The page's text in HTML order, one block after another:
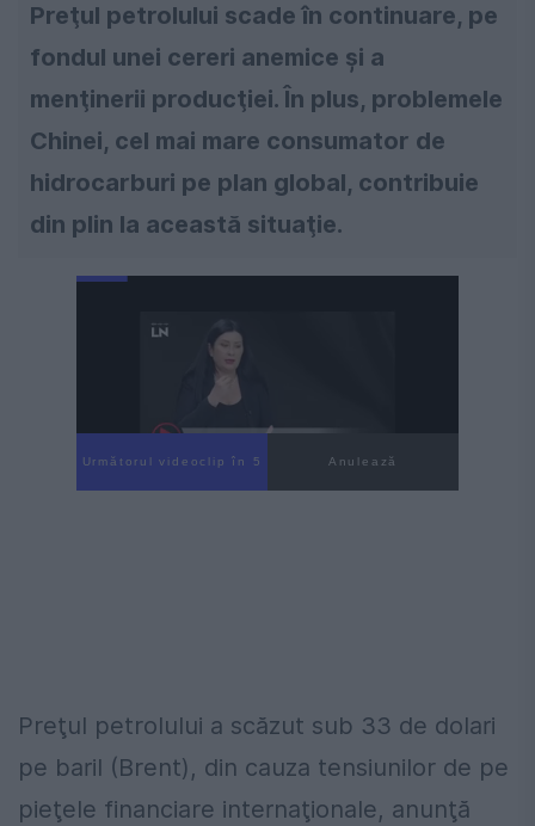
Preţul petrolului scade în continuare, pe
fondul unei cereri anemice şi a
menţinerii producţiei. În plus, problemele
Chinei, cel mai mare consumator de
hidrocarburi pe plan global, contribuie
din plin la această situaţie.
Următorul videoclip în 4 Anulează
Preţul petrolului a scăzut sub 33 de dolari
pe baril (Brent), din cauza tensiunilor de pe
pieţele financiare internaţionale, anunţă